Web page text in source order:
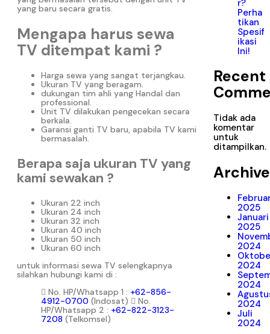
yang baru secara gratis.
Mengapa harus sewa
TV ditempat kami ?
Harga sewa yang sangat terjangkau.
Ukuran TV yang beragam.
dukungan tim ahli yang Handal dan
professional.
Unit TV dilakukan pengecekan secara
berkala.
Garansi ganti TV baru, apabila TV kami
bermasalah.
Berapa saja ukuran TV yang
kami sewakan ?
Ukuran 22 inch
Ukuran 24 inch
Ukuran 32 inch
Ukuran 40 inch
Ukuran 50 inch
Ukuran 60 inch
untuk informasi sewa TV selengkapnya
silahkan hubungi kami di :
No. HP/Whatsapp 1 : +62-856-
4912-0700 (Indosat)
No.
HP/Whatsapp 2 : +62-822-3123-
7208 (Telkomsel)
r?
Perha
tikan
Spesif
ikasi
Ini!
Recent
Tidak ada
komentar
untuk
ditampilkan.
2025
Januari
2025
2024
2024
2024
2024
Juli
2024